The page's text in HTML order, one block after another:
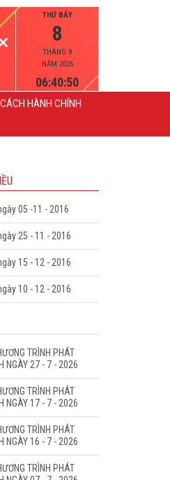
THỨ BẨY
8
THÁNG 8
NĂM 2026
06:40:50
HÀNH CHÍNH
05 -11 - 2016
25 - 11 - 2016
15 - 12 - 2016
10 - 12 - 2016
TRÌNH PHÁT
NGÀY 27 - 7 - 2026
TRÌNH PHÁT
NGÀY 17 - 7 - 2026
TRÌNH PHÁT
NGÀY 16 - 7 - 2026
TRÌNH PHÁT